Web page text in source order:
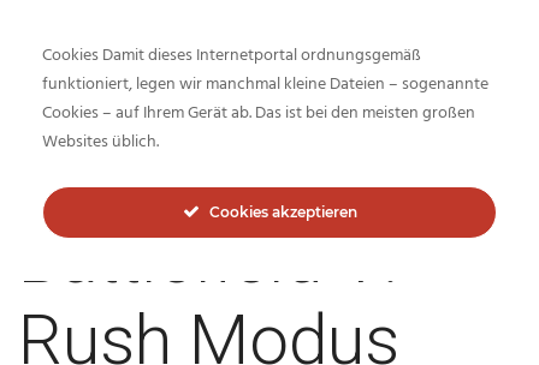
Inside-Network.net
Battlefield V:
Rush Modus
Cookies Damit dieses Internetportal ordnungsgemäß
funktioniert, legen wir manchmal kleine Dateien – sogenannte
Cookies – auf Ihrem Gerät ab. Das ist bei den meisten großen
Websites üblich.
Cookies akzeptieren